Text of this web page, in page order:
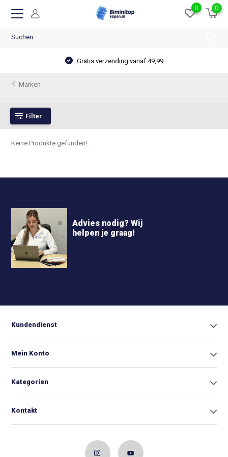
0 0
Gratis verzending vanaf 49,99
Marken
Filter
Keine Produkte gefunden!...
Advies nodig? Wij
helpen je graag!
Kundendienst
Mein Konto
Kategorien
Kontakt